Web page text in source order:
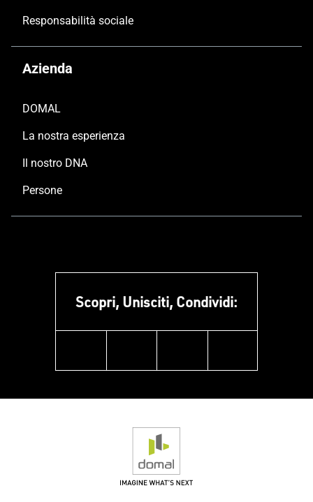
Responsabilità sociale
Azienda
DOMAL
La nostra esperienza
Il nostro DNA
Persone
Scopri, Unisciti, Condividi: